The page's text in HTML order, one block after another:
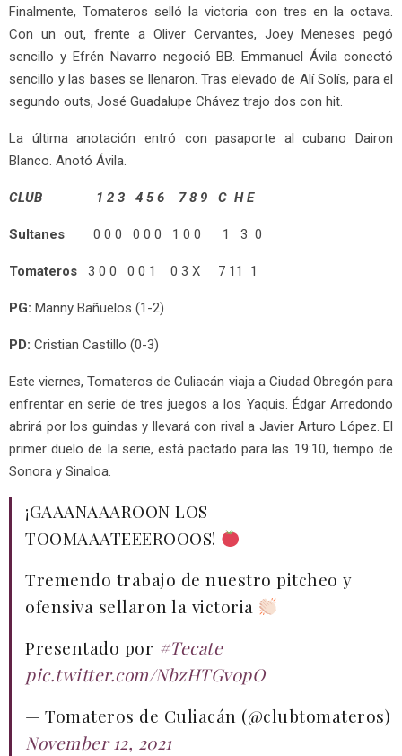
Finalmente, Tomateros selló la victoria con tres en la octava.
Con un out, frente a Oliver Cervantes, Joey Meneses pegó
sencillo y Efrén Navarro negoció BB. Emmanuel Ávila conectó
sencillo y las bases se llenaron. Tras elevado de Alí Solís, para el
segundo outs, José Guadalupe Chávez trajo dos con hit.
La última anotación entró con pasaporte al cubano Dairon
Blanco. Anotó Ávila.
CLUB 1 2 3 4 5 6 7 8 9 C H E
Sultanes 0 0 0 0 0 0 1 0 0 1 3 0
Tomateros 3 0 0 0 0 1 0 3 X 7 11 1
PG: Manny Bañuelos (1-2)
PD: Cristian Castillo (0-3)
Este viernes, Tomateros de Culiacán viaja a Ciudad Obregón para
enfrentar en serie de tres juegos a los Yaquis. Édgar Arredondo
abrirá por los guindas y llevará con rival a Javier Arturo López. El
primer duelo de la serie, está pactado para las 19:10, tiempo de
Sonora y Sinaloa.
¡GAAANAAAROON LOS
TOOMAAATEEEROOOS!
Tremendo trabajo de nuestro pitcheo y
ofensiva sellaron la victoria
Presentado por #Tecate
pic.twitter.com/NbzHTGv0pO
— Tomateros de Culiacán (@clubtomateros)
November 12, 2021